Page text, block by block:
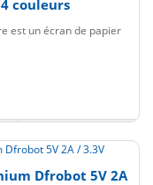
couleurs
est un écran de papier
Dfrobot 5V 2A